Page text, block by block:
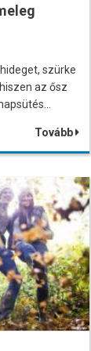
szürke
az ősz
Tovább